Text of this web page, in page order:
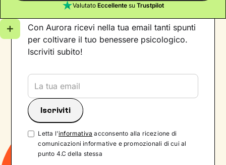
Valutato Eccellentesu Trustpilot
Iscriviti alla newsletter
Con Aurora ricevi nella tua email tanti spunti
per coltivare il tuo benessere psicologico.
Iscriviti subito!
Letta l'informativa acconsento alla ricezione di
comunicazioni informative e promozionali di cui al
punto 4.C della stessa